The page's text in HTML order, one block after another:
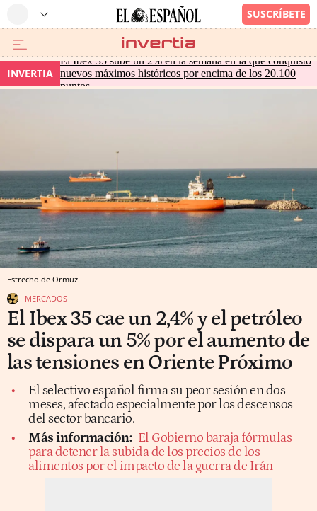
INVERTIA
El Ibex 35 sube un 2% en la semana en la que conquistó
nuevos máximos históricos por encima de los 20.100
puntos
Estrecho de Ormuz.
MERCADOS
El Ibex 35 cae un 2,4% y el petróleo
se dispara un 5% por el aumento de
las tensiones en Oriente Próximo
El selectivo español firma su peor sesión en dos
meses, afectado especialmente por los descensos
del sector bancario.
Más información: El Gobierno baraja fórmulas
para detener la subida de los precios de los
alimentos por el impacto de la guerra de Irán